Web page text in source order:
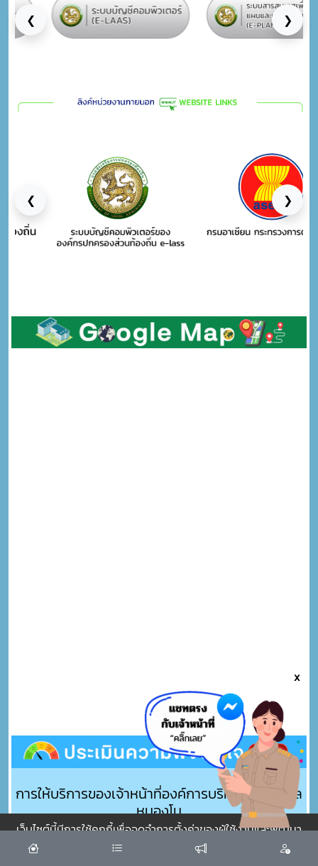
❮ ❯
❮ ❯
การให้บริการของเจ้าหน้าที่องค์การบริหารส่วนตำบล
หนองโน
x
เว็บไซต์นี้มีการใช้คุกกี้เพื่อจดจำการตั้งค่าของผู้ใช้งานและพัฒนา
ประสบการณ์การใช้งานของคุณให้ดียิ่งขึ้น